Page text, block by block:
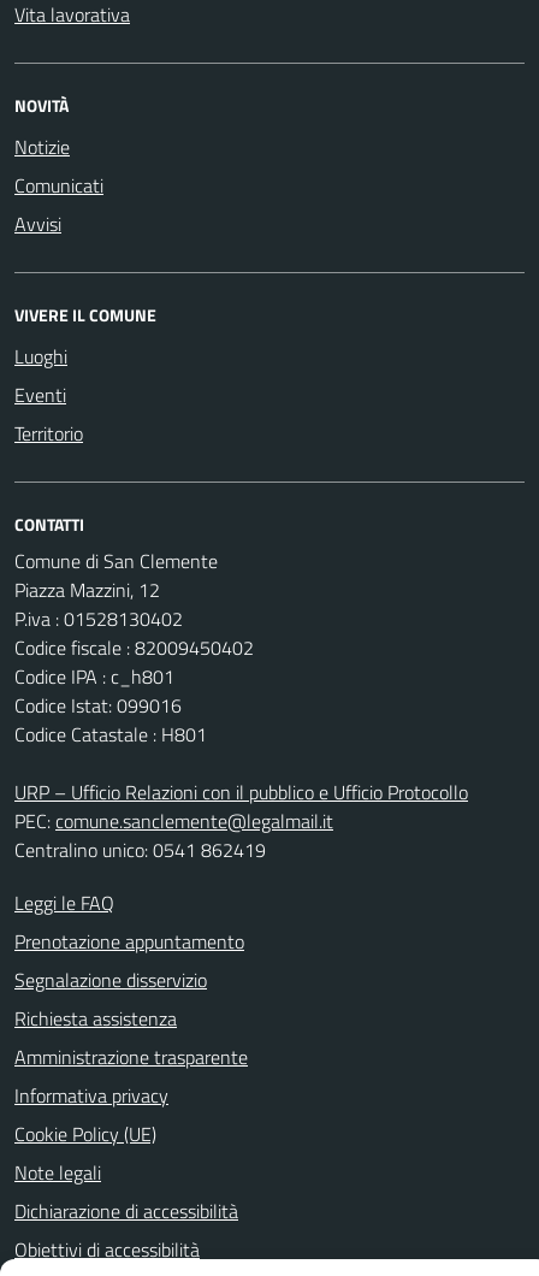
Vita lavorativa
NOVITÀ
Notizie
Comunicati
Avvisi
VIVERE IL COMUNE
Luoghi
Eventi
Territorio
CONTATTI
Comune di San Clemente
Piazza Mazzini, 12
P.iva : 01528130402
Codice fiscale : 82009450402
Codice IPA : c_h801
Codice Istat: 099016
Codice Catastale : H801
URP – Ufficio Relazioni con il pubblico e Ufficio Protocollo
PEC:comune.sanclemente@legalmail.it
Centralino unico: 0541 862419
Leggi le FAQ
Prenotazione appuntamento
Segnalazione disservizio
Richiesta assistenza
Amministrazione trasparente
Informativa privacy
Cookie Policy (UE)
Note legali
Dichiarazione di accessibilità
Obiettivi di accessibilità